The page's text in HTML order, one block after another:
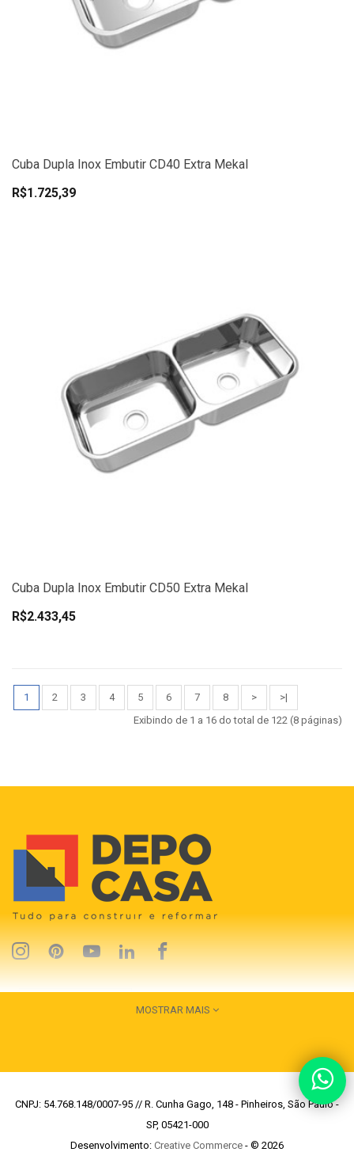
Cuba Dupla Inox Embutir CD40 Extra Mekal
R$1.725,39
Cuba Dupla Inox Embutir CD50 Extra Mekal
R$2.433,45
1 2 3 4 5 6 7 8 >
>|
Exibindo de 1 a 16 do total de 122 (8 páginas)
MOSTRAR MAIS
CNPJ: 54.768.148/0007-95 // R. Cunha Gago, 148 - Pinheiros, São Paulo -
SP, 05421-000
Desenvolvimento: Creative Commerce - © 2026